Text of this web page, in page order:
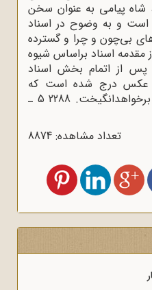
شاه پیامی به عنوان سخن
است و به وضوح در اسناد
بی‌چون‌ و چرا و گسترده
اسناد براساس شیوه
از اتمام بخش اسناد
عکس درج شده است که
بی‌گمان توجه هر محققی را برخواهد‌انگیخت. 2288 5 ـ
تعداد مشاهده: 8874